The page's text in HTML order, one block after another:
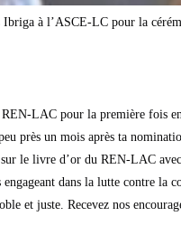
à l’ASCE-LC pour la
LAC pour la première fois
près un mois après ta
le livre d’or du REN-LAC
dans la lutte contre la
et juste. Recevez nos